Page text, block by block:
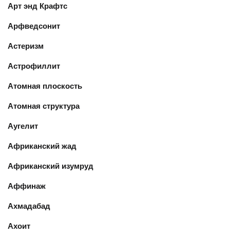
Арт энд Крафтс
Арфведсонит
Астеризм
Астрофиллит
Атомная плоскость
Атомная структура
Аугелит
Африканский жад
Африканский изумруд
Аффинаж
Ахмадабад
Ахоит